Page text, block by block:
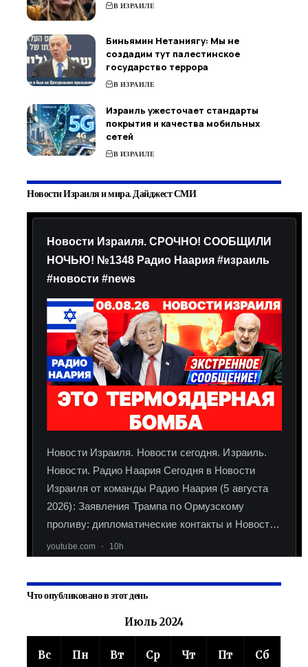
В ИЗРАИЛЕ
Биньямин Нетаниягу: Мы не
создадим тут палестинское
государство террора
В ИЗРАИЛЕ
Израиль ужесточает стандарты
покрытия и качества мобильных
сетей
В ИЗРАИЛЕ
Новости Израиля и мира. Дайджест СМИ
Что опубликовано в этот день
Июль 2024
Вс Пн Вт Ср Чт Пт Сб